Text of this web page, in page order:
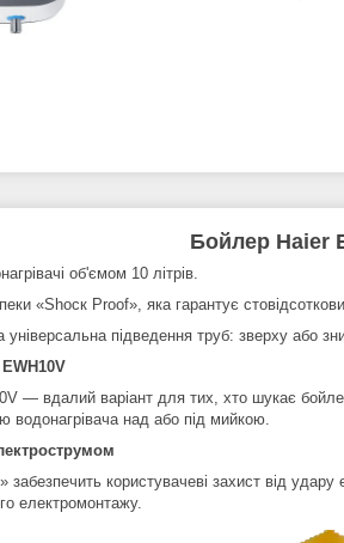
Бойлер Haier
об'ємом 10 літрів.
«Ѕһоск Proof», яка гарантує
підведення труб: зверху або
— вдалий варіант для тих, хто шукає
водонагрівача над або під мийкою.
забезпечить користувачеві захист від
електромонтажу.